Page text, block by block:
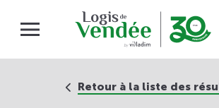
Retour à la liste des